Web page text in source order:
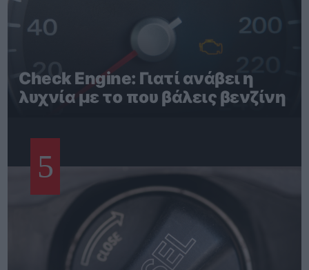
Check Engine: Γιατί ανάβει η
λυχνία με το που βάλεις βενζίνη
5